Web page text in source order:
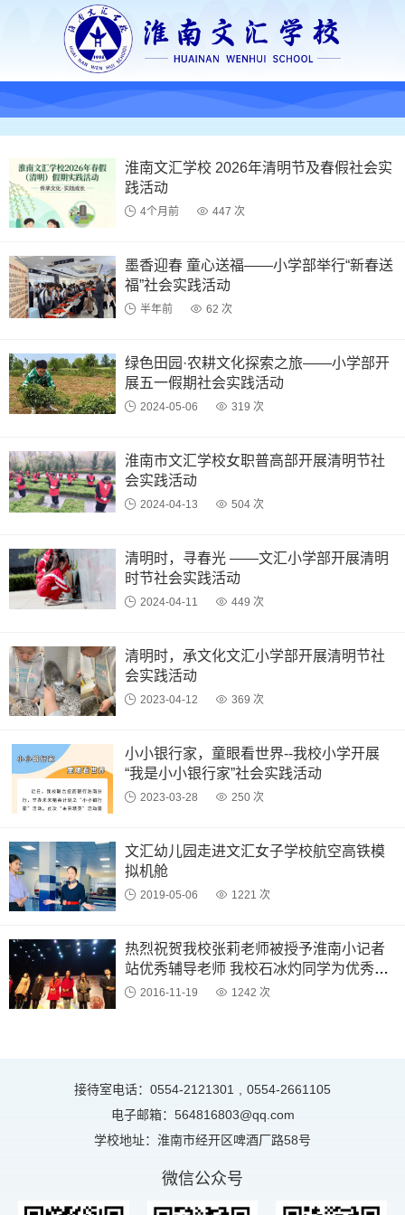
淮南文汇学校 2026年清明节及春假社会实
践活动
4个月前 447 次
墨香迎春 童心送福——小学部举行“新春送
福”社会实践活动
半年前 62 次
绿色田园·农耕文化探索之旅——小学部开
展五一假期社会实践活动
2024-05-06 319 次
淮南市文汇学校女职普高部开展清明节社
会实践活动
2024-04-13 504 次
清明时，寻春光 ——文汇小学部开展清明
时节社会实践活动
2024-04-11 449 次
清明时，承文化文汇小学部开展清明节社
会实践活动
2023-04-12 369 次
小小银行家，童眼看世界--我校小学开展
“我是小小银行家”社会实践活动
2023-03-28 250 次
文汇幼儿园走进文汇女子学校航空高铁模
拟机舱
2019-05-06 1221 次
热烈祝贺我校张莉老师被授予淮南小记者
站优秀辅导老师 我校石冰灼同学为优秀小
记者2016-11-19 1242 次
接待室电话：0554-2121301
0554-2661105
电子邮箱：564816803@qq.com
学校地址：淮南市经开区啤酒厂路58号
微信公众号